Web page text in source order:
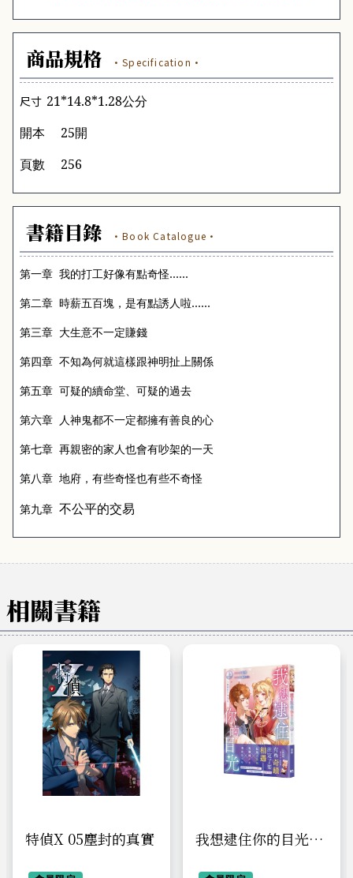
商品規格 ·Specification·
尺寸 21*14.8*1.28公分
開本 25開
頁數 256
書籍目錄 ·Book Catalogue·
第一章 我的打工好像有點奇怪……
第二章 時薪五百塊，是有點誘人啦……
第三章 大生意不一定賺錢
第四章 不知為何就這樣跟神明扯上關係
第五章 可疑的續命堂、可疑的過去
第六章 人神鬼都不一定都擁有善良的心
第七章 再親密的家人也會有吵架的一天
第八章 地府，有些奇怪也有些不奇怪
第九章 不公平的交易
相關書籍
特偵X 05塵封的真實
我想逮住你的目光